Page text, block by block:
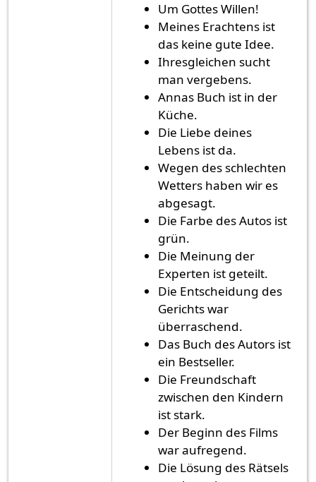
Um Gottes Willen!
Meines Erachtens ist
das keine gute Idee.
Ihresgleichen sucht
man vergebens.
Annas Buch ist in der
Küche.
Die Liebe deines
Lebens ist da.
Wegen des schlechten
Wetters haben wir es
abgesagt.
Die Farbe des Autos ist
grün.
Die Meinung der
Experten ist geteilt.
Die Entscheidung des
Gerichts war
überraschend.
Das Buch des Autors ist
ein Bestseller.
Die Freundschaft
zwischen den Kindern
ist stark.
Der Beginn des Films
war aufregend.
Die Lösung des Rätsels